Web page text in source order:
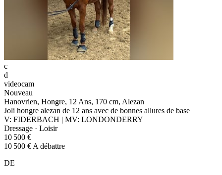
c
d
videocam
Nouveau
Hanovrien, Hongre, 12 Ans, 170 cm, Alezan
Joli hongre alezan de 12 ans avec de bonnes allures de base
V: FIDERBACH | MV: LONDONDERRY
Dressage · Loisir
10 500 €
10 500 € A débattre
DE